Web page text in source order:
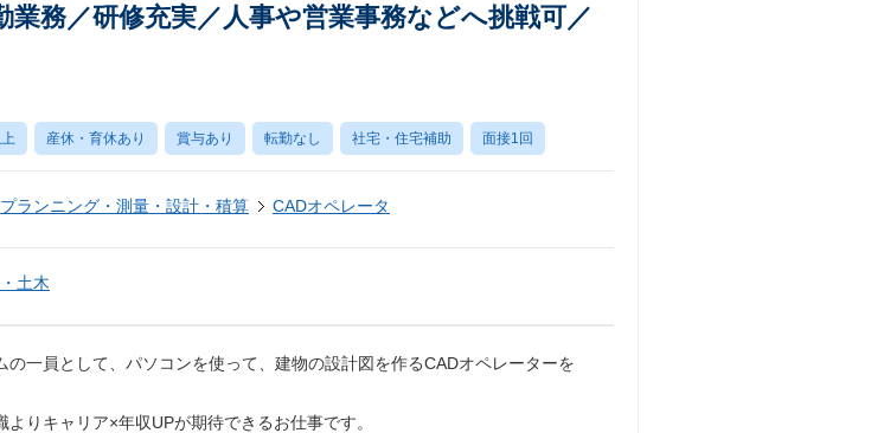
業務／研修充実／人事や営業事務などへ挑戦可／
産休・育休あり 賞与あり 転勤なし 社宅・住宅補助 面接1回
プランニング・測量・設計・積算 CADオペレータ
土木
の一員として、パソコンを使って、建物の設計図を作るCADオペレーターを
りキャリア×年収UPが期待できるお仕事です。